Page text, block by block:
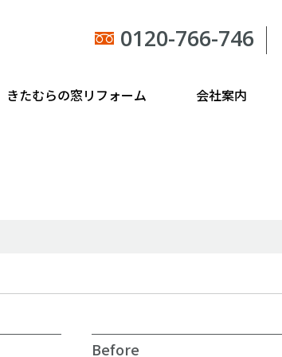
0120-766-746
きたむらの窓リフォーム 会社案内
Before